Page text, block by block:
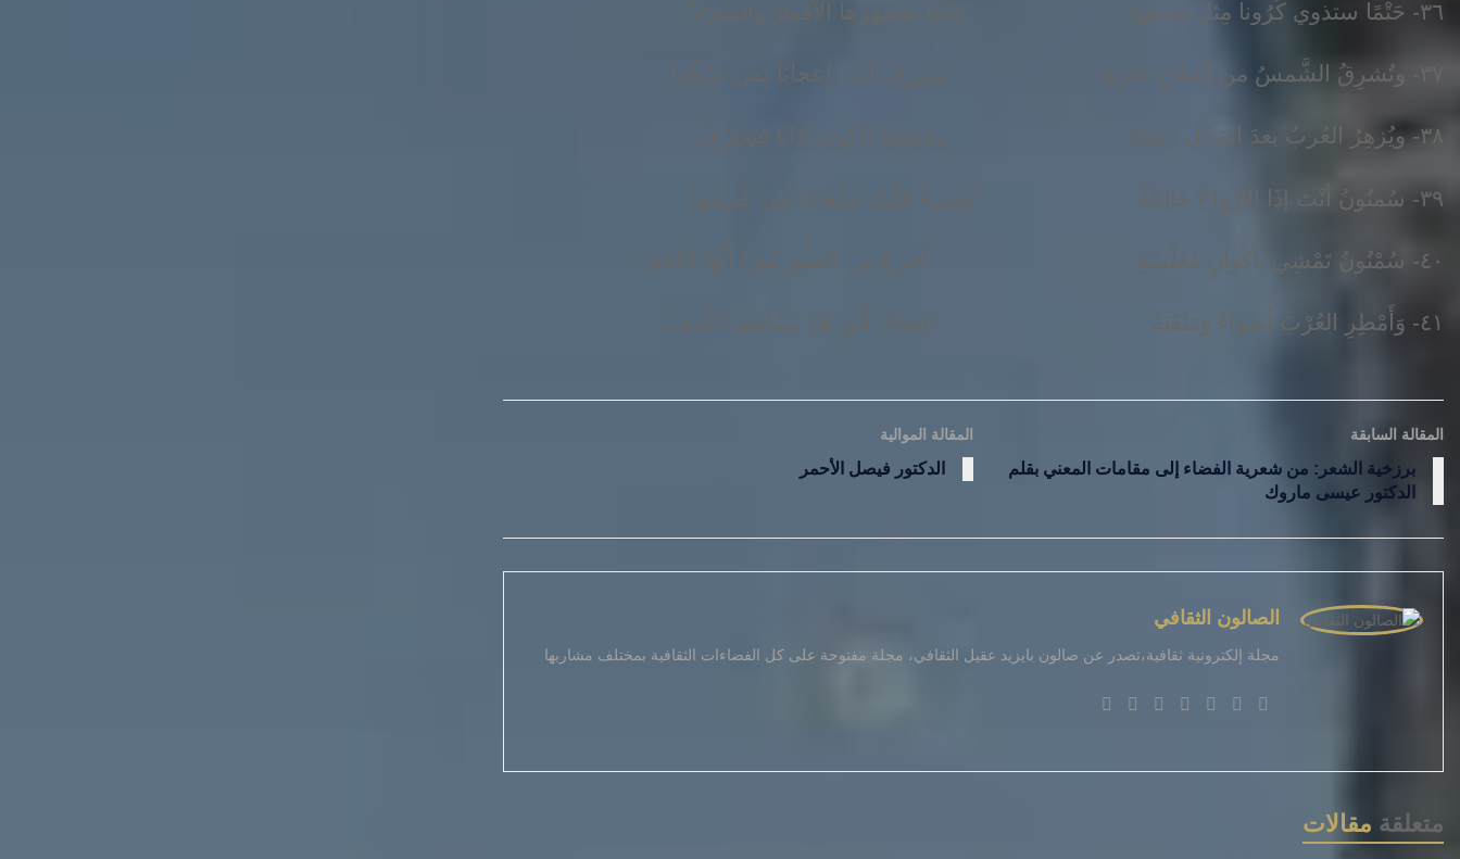
٣٦- حَتْمًا ستذوي كُرُونا مِثلَ صانِعِهَا حَتْمًا سَيَقْهَرُها الأقمارُ والشّرَفُ
٣٨- ويُزهِرُ العُربُ بعدَ المَحْلِ زَنبقَةً ويُلقِمُوا الكَونَ آدَابًا فيَعتَرِفُ
٣٩- سُمنُونُ أنْتَ إذَا الأرْواحُ حَالِكَةٌ تُضِيءُ قَلْبَك إسْعَادًا لمَن كُسِفُوا
٤٠- سُمْنُونُ تَمْشِي بِأكْوانٍ مُغَلَّسَةٍ أَخرِجْ مِن الطُّورِ نُورًا أَيُّهَا النَّجَفُ
٤١- وَأَمْطِرِ العُرْبَ أضْواءً وَمَنْقَبَةً عَصَاكَ أَلْقِ هُنَا تَسَّاقَطِ التُّحَفُ.
المقالة السابقة
برزخية الشعر: من شعرية الفضاء إلى مقامات المعني بقلم
الدكتور عيسى ماروك
المقالة الموالية
الدكتور فيصل الأحمر
الصالون الثقافي
مجلة إلكترونية ثقافية،تصدر عن صالون بايزيد عقيل الثقافي، مجلة مفتوحة على كل الفضاءات الثقافية بمختلف مشاربها
متعلقة مقالات